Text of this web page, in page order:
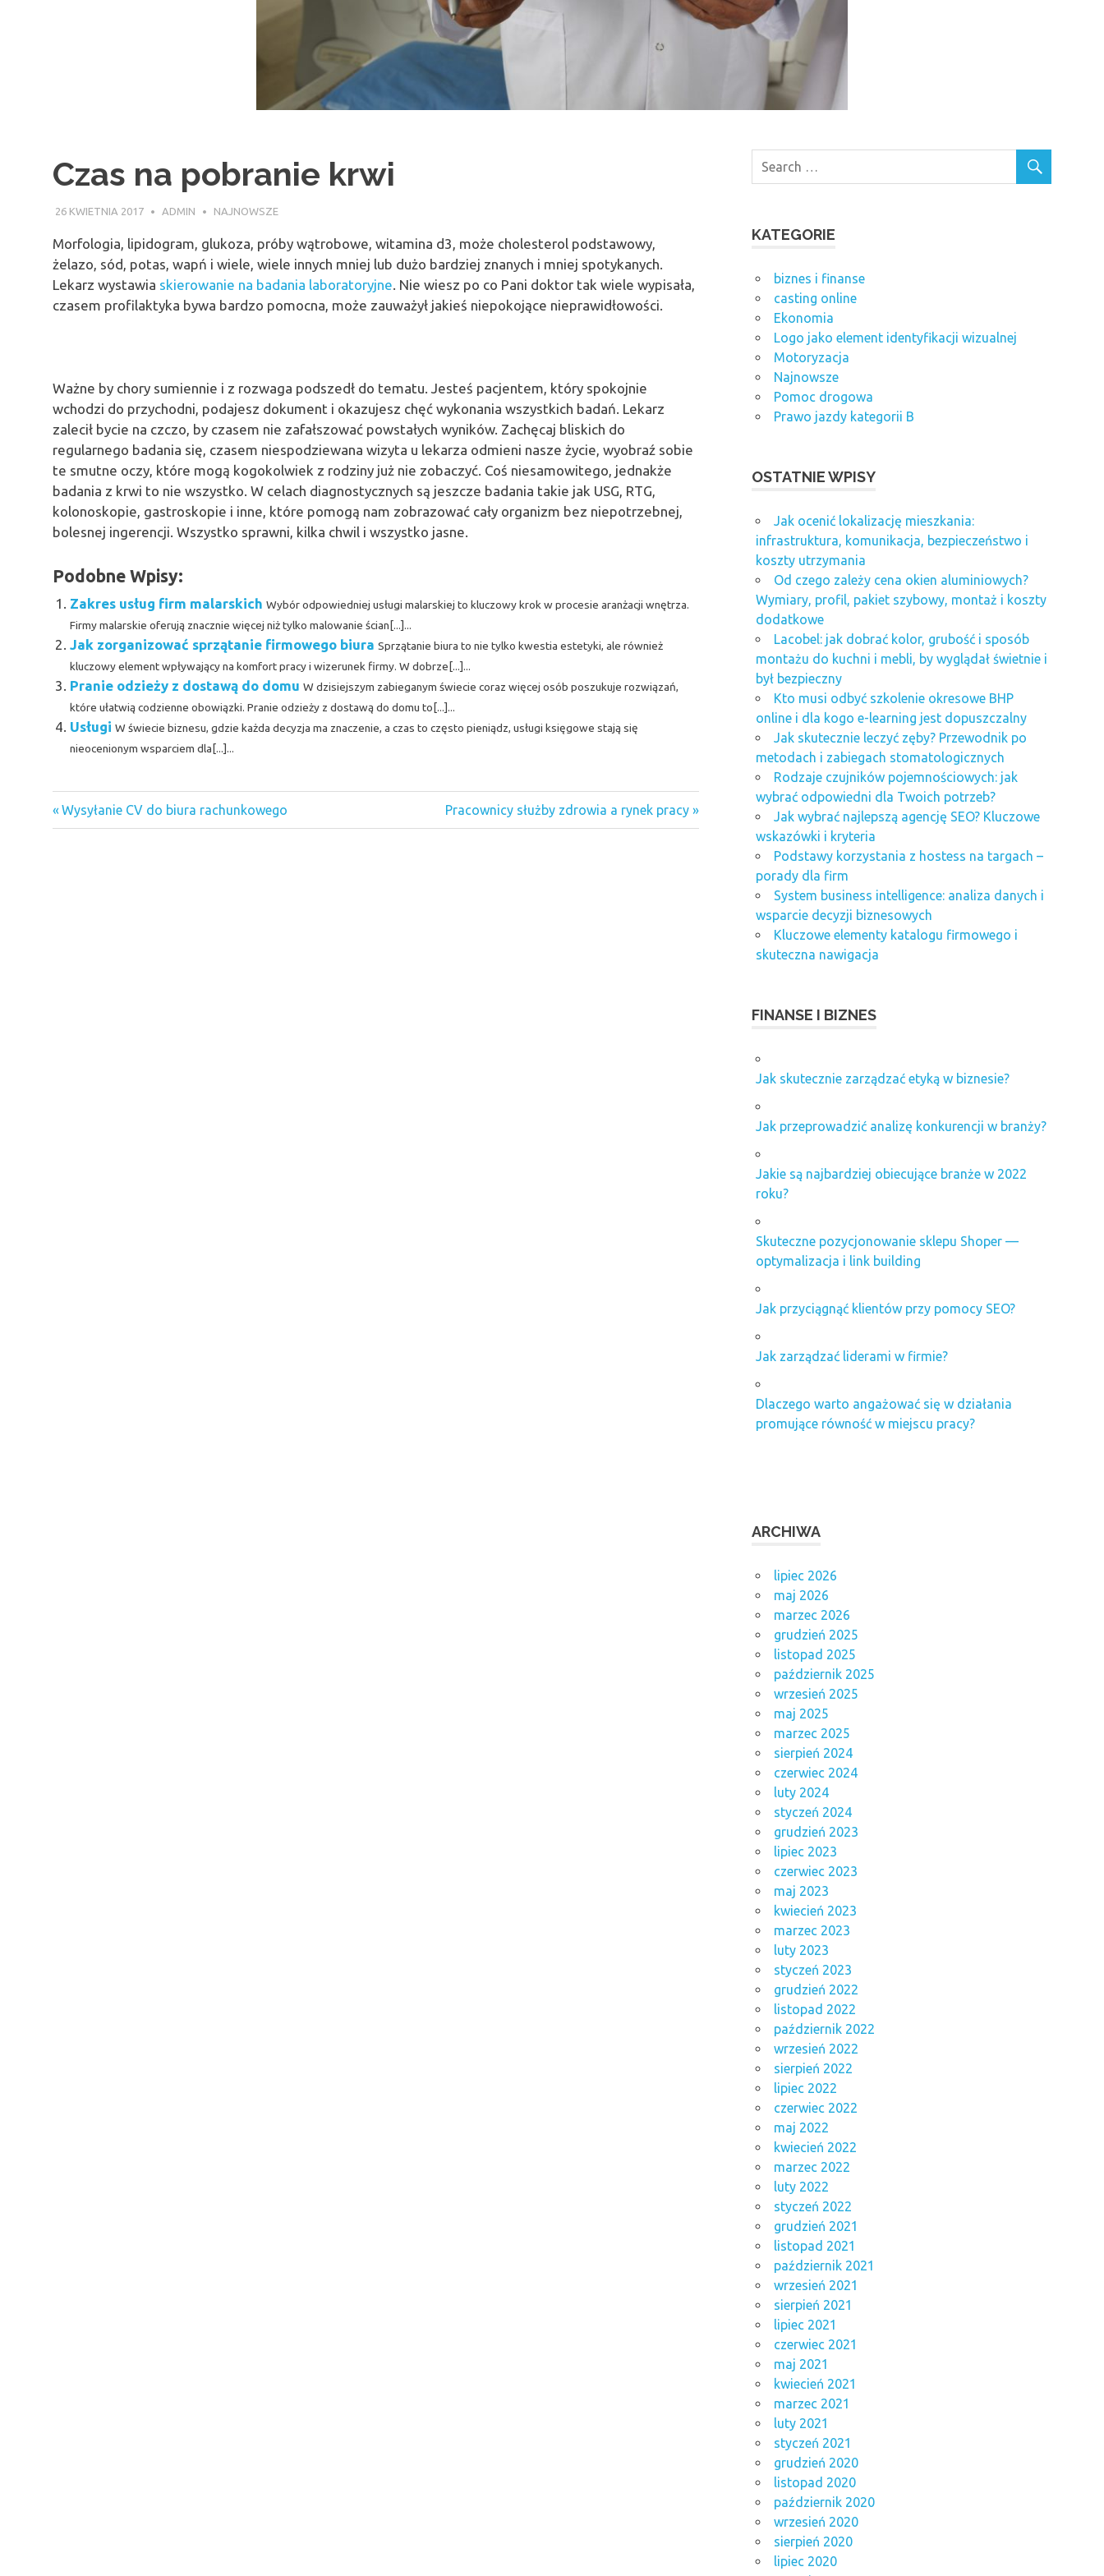
Czas na pobranie krwi
26 KWIETNIA 2017 ADMIN NAJNOWSZE
Morfologia, lipidogram, glukoza, próby wątrobowe, witamina d3, może cholesterol podstawowy,
żelazo, sód, potas, wapń i wiele, wiele innych mniej lub dużo bardziej znanych i mniej spotykanych.
Lekarz wystawia skierowanie na badania laboratoryjne. Nie wiesz po co Pani doktor tak wiele wypisała,
czasem profilaktyka bywa bardzo pomocna, może zauważył jakieś niepokojące nieprawidłowości.
Ważne by chory sumiennie i z rozwaga podszedł do tematu. Jesteś pacjentem, który spokojnie
wchodzi do przychodni, podajesz dokument i okazujesz chęć wykonania wszystkich badań. Lekarz
zalecił bycie na czczo, by czasem nie zafałszować powstałych wyników. Zachęcaj bliskich do
regularnego badania się, czasem niespodziewana wizyta u lekarza odmieni nasze życie, wyobraź sobie
te smutne oczy, które mogą kogokolwiek z rodziny już nie zobaczyć. Coś niesamowitego, jednakże
badania z krwi to nie wszystko. W celach diagnostycznych są jeszcze badania takie jak USG, RTG,
kolonoskopie, gastroskopie i inne, które pomogą nam zobrazować cały organizm bez niepotrzebnej,
bolesnej ingerencji. Wszystko sprawni, kilka chwil i wszystko jasne.
Podobne Wpisy:
Zakres usług firm malarskich Wybór odpowiedniej usługi malarskiej to kluczowy krok w procesie aranżacji wnętrza.
Firmy malarskie oferują znacznie więcej niż tylko malowanie ścian[...]...
Jak zorganizować sprzątanie firmowego biura Sprzątanie biura to nie tylko kwestia estetyki, ale również
kluczowy element wpływający na komfort pracy i wizerunek firmy. W dobrze[...]...
Pranie odzieży z dostawą do domu W dzisiejszym zabieganym świecie coraz więcej osób poszukuje rozwiązań,
które ułatwią codzienne obowiązki. Pranie odzieży z dostawą do domu to[...]...
Usługi W świecie biznesu, gdzie każda decyzja ma znaczenie, a czas to często pieniądz, usługi księgowe stają się
nieocenionym wsparciem dla[...]...
Nawigacja
Previous
Post:
Wysyłanie CV do biura rachunkowego
Next
Post:
Pracownicy służby zdrowia a rynek pracy
KATEGORIE
biznes i finanse
casting online
Ekonomia
Logo jako element identyfikacji wizualnej
Motoryzacja
Najnowsze
Pomoc drogowa
Prawo jazdy kategorii B
OSTATNIE WPISY
Jak ocenić lokalizację mieszkania:
infrastruktura, komunikacja, bezpieczeństwo i
koszty utrzymania
Od czego zależy cena okien aluminiowych?
Wymiary, profil, pakiet szybowy, montaż i koszty
dodatkowe
Lacobel: jak dobrać kolor, grubość i sposób
montażu do kuchni i mebli, by wyglądał świetnie i
był bezpieczny
Kto musi odbyć szkolenie okresowe BHP
online i dla kogo e-learning jest dopuszczalny
Jak skutecznie leczyć zęby? Przewodnik po
metodach i zabiegach stomatologicznych
Rodzaje czujników pojemnościowych: jak
wybrać odpowiedni dla Twoich potrzeb?
Jak wybrać najlepszą agencję SEO? Kluczowe
wskazówki i kryteria
Podstawy korzystania z hostess na targach –
porady dla firm
System business intelligence: analiza danych i
wsparcie decyzji biznesowych
Kluczowe elementy katalogu firmowego i
skuteczna nawigacja
FINANSE I BIZNES
Jak skutecznie zarządzać etyką w biznesie?
Jak przeprowadzić analizę konkurencji w branży?
Jakie są najbardziej obiecujące branże w 2022
roku?
Skuteczne pozycjonowanie sklepu Shoper —
optymalizacja i link building
Jak przyciągnąć klientów przy pomocy SEO?
Jak zarządzać liderami w firmie?
Dlaczego warto angażować się w działania
promujące równość w miejscu pracy?
ARCHIWA
lipiec 2026
maj 2026
marzec 2026
grudzień 2025
listopad 2025
październik 2025
wrzesień 2025
maj 2025
marzec 2025
sierpień 2024
czerwiec 2024
luty 2024
styczeń 2024
grudzień 2023
lipiec 2023
czerwiec 2023
maj 2023
kwiecień 2023
marzec 2023
luty 2023
styczeń 2023
grudzień 2022
listopad 2022
październik 2022
wrzesień 2022
sierpień 2022
lipiec 2022
czerwiec 2022
maj 2022
kwiecień 2022
marzec 2022
luty 2022
styczeń 2022
grudzień 2021
listopad 2021
październik 2021
wrzesień 2021
sierpień 2021
lipiec 2021
czerwiec 2021
maj 2021
kwiecień 2021
marzec 2021
luty 2021
styczeń 2021
grudzień 2020
listopad 2020
październik 2020
wrzesień 2020
sierpień 2020
lipiec 2020